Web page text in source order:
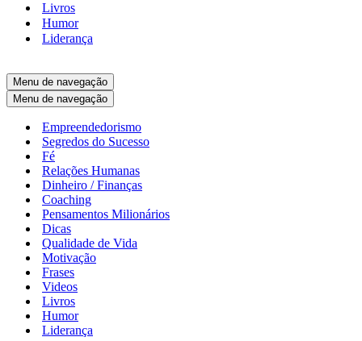
Livros
Humor
Liderança
Menu de navegação
Menu de navegação
Empreendedorismo
Segredos do Sucesso
Fé
Relações Humanas
Dinheiro / Finanças
Coaching
Pensamentos Milionários
Dicas
Qualidade de Vida
Motivação
Frases
Videos
Livros
Humor
Liderança